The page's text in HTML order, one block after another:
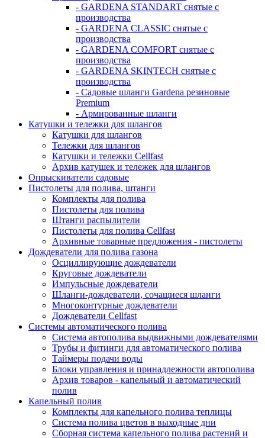
- GARDENA STANDART снятые с
производства
- GARDENA CLASSIC снятые с
производства
- GARDENA COMFORT снятые с
производства
- GARDENA SKINTECH снятые с
производства
- Садовые шланги Gardena резиновые
Premium
- Армированные шланги
Катушки и тележки для шлангов
Катушки для шлангов
Тележки для шлангов
Катушки и тележки Cellfast
Архив катушек и тележек для шлангов
Опрыскиватели садовые
Пистолеты для полива, штанги
Комплекты для полива
Пистолеты для полива
Штанги распылители
Пистолеты для полива Cellfast
Архивные товарные предложения - пистолеты
Дождеватели для полива газона
Осциллирующие дождеватели
Круговые дождеватели
Импульсные дождеватели
Шланги-дождеватели, сочащиеся шланги
Многоконтурные дождеватели
Дождеватели Cellfast
Системы автоматического полива
Система автополива выдвижными дождевателями
Трубы и фитинги для автоматического полива
Таймеры подачи воды
Блоки управления и принадлежности автополива
Архив товаров - капельный и автоматический
полив
Капельный полив
Комплекты для капельного полива теплицы
Система полива цветов в выходные дни
Сборная система капельного полива растений и